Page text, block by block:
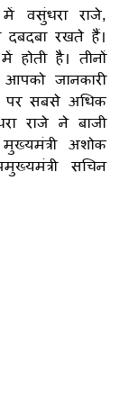
में वसुंधरा राजे,
रखते हैं।
है। तीनों
जानकारी
पर सबसे अधिक
राजे ने बाजी
अशोक
सचिन